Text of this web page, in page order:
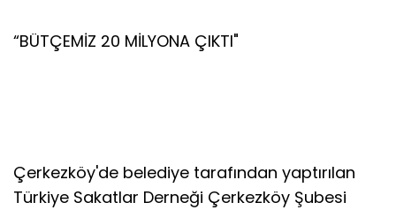
“BÜTÇEMİZ 20 MİLYONA ÇIKTI"
Çerkezköy'de belediye tarafından yaptırılan
Türkiye Sakatlar Derneği Çerkezköy Şubesi